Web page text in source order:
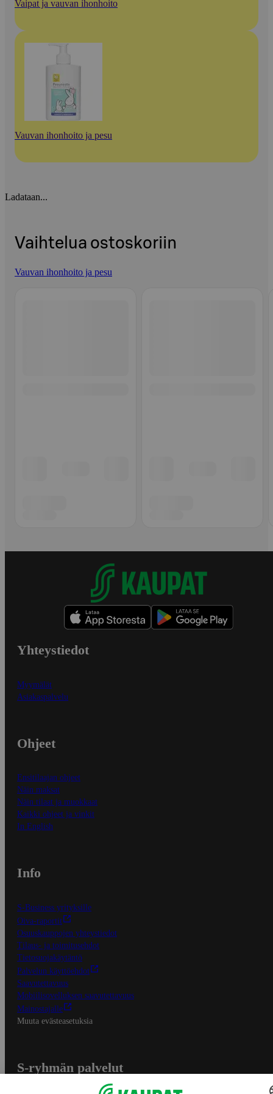
Vaipat ja vauvan ihonhoito
Vauvan ihonhoito ja pesu
Ladataan...
Vaihtelua ostoskoriin
Vauvan ihonhoito ja pesu
Yhteystiedot
Myymälät
Asiakaspalvelu
Ohjeet
Ensitilaajan ohjeet
Näin maksat
Näin tilaat ja muokkaat
Kaikki ohjeet ja vinkit
In English
Info
S-Business yrityksille
Oiva-raportit
Osuuskauppojen yhteystiedot
Tilaus- ja toimitusehdot
Tietosuojakäytäntö
Palvelun käyttöehdot
Saavutettavuus
Mobiilisovelluksen saavutettavuus
Mainostajalle
Muuta evästeasetuksia
S-ryhmän palvelut